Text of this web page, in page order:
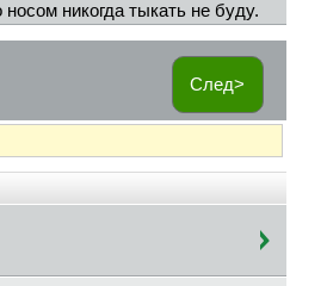
никогда тыкать не буду.
След>